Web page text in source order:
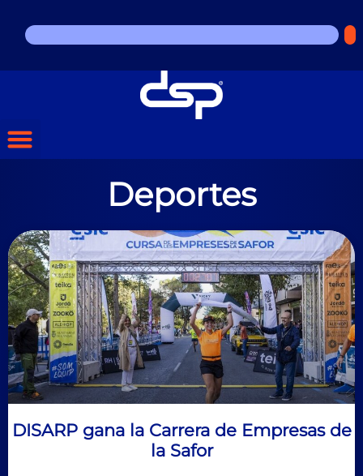
Deportes
DISARP gana la Carrera de Empresas de
la Safor